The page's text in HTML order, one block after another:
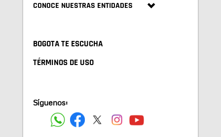
CONOCE NUESTRAS ENTIDADES
BOGOTA TE ESCUCHA
TÉRMINOS DE USO
Síguenos: